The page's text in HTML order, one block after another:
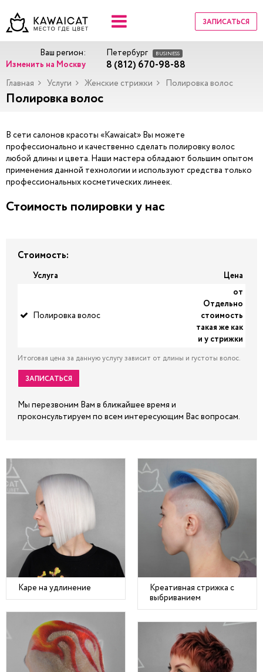
ЗАПИСАТЬСЯ
Ваш регион:
Изменить на Москву
Петербург BUSINESS
8 (812) 670-98-88
Главная Услуги Женские стрижки Полировка волос
Полировка волос
В сети салонов красоты «Kawaicat» Вы можете
профессионально и качественно сделать полировку волос
любой длины и цвета. Наши мастера обладают большим опытом
применения данной технологии и используют средства только
профессиональных косметических линеек.
Стоимость полировки у нас
Стоимость:
Услуга Цена
Полировка волос
от
Отдельно
стоимость
такая же как
и у стрижки
Итоговая цена за данную услугу зависит от длины и густоты волос.
ЗАПИСАТЬСЯ
Мы перезвоним Вам в ближайшее время и
проконсультируем по всем интересующим Вас вопросам.
Каре на удлинение
Креативная стрижка с
выбриванием